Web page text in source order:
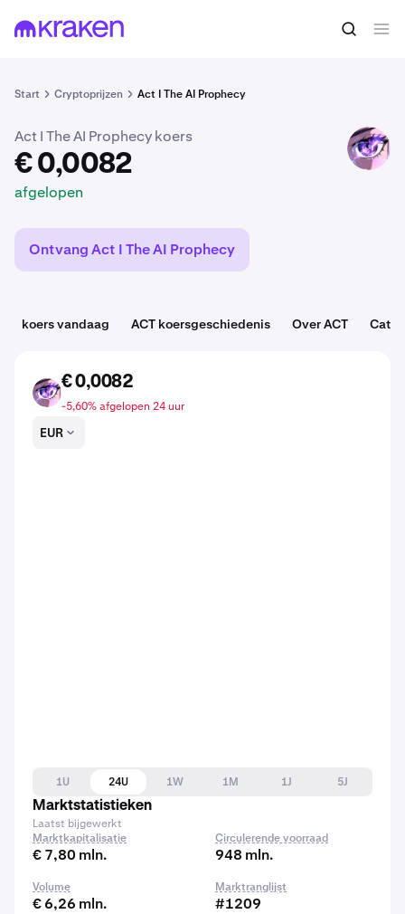
Start Cryptoprijzen Act I The AI Prophecy
€ 0,0082 ACT kopen
Act I The AI Prophecy koers
€ 0,0082
afgelopen
ACT
Ontvang Act I The AI Prophecy
koers vandaag ACT koersgeschiedenis Over ACT
ACT
€ 0,0082
-5,60% afgelopen 24 uur
EUR
1U 24U 1W 1M 1J
5J
Marktstatistieken
Laatst bijgewerkt
Marktkapitalisatie
€ 7,80 mln.
Circulerende voorraad
948 mln.
Volume
€ 6,26 mln.
Marktranglijst
#1209